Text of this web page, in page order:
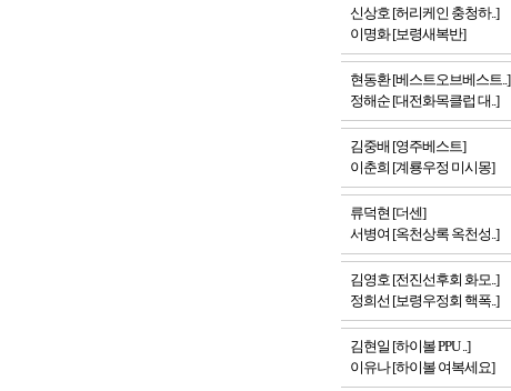
신상호 [허리케인 충청하..]
이명화 [보령새복반]
현동환 [베스트오브베스트..]
정해순 [대전화목클럽 대..]
김중배 [영주베스트]
이춘희 [계룡우정 미시몽]
류덕현 [더센]
서병여 [옥천상록 옥천성..]
김영호 [전진선후회 화모..]
정희선 [보령우정회 핵폭..]
김현일 [하이볼 PPU ..]
이유나 [하이볼 여복세요]